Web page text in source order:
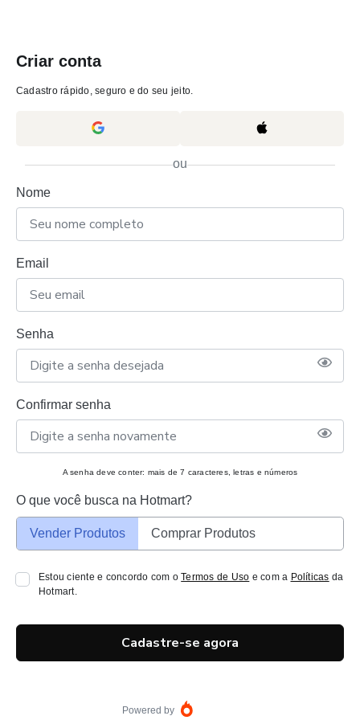
Criar conta
Cadastro rápido, seguro e do seu jeito.
ou
Nome
Email
Senha
Confirmar senha
A senha deve conter: mais de 7 caracteres, letras e números
O que você busca na Hotmart?
Vender Produtos Comprar Produtos
Estou ciente e concordo com oTermos de Uso e com a Políticas da
Hotmart.
Cadastre-se agora
Powered by